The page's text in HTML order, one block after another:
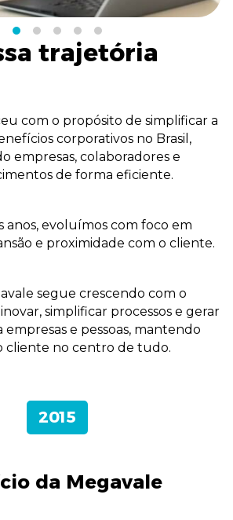
trajetória
com o propósito de simplificar a
corporativos no Brasil,
empresas, colaboradores e
de forma eficiente.
anos, evoluímos com foco em
e proximidade com o cliente.
segue crescendo com o
simplificar processos e gerar
empresas e pessoas, mantendo
cliente no centro de tudo.
da Megavale
2015